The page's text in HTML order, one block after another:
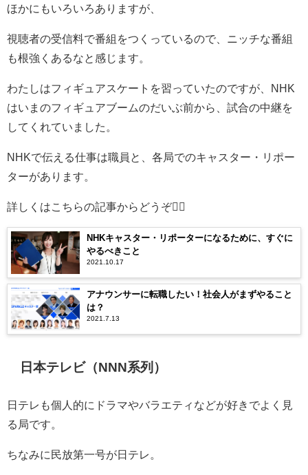
ほかにもいろいろありますが、
視聴者の受信料で番組をつくっているので、ニッチな番組
も根強くあるなと感じます。
わたしはフィギュアスケートを習っていたのですが、NHK
はいまのフィギュアブームのだいぶ前から、試合の中継を
してくれていました。
NHKで伝える仕事は職員と、各局でのキャスター・リポー
ターがあります。
詳しくはこちらの記事からどうぞ💁‍♀️
NHKキャスター・リポーターになるために、すぐに
やるべきこと
2021.10.17
アナウンサーに転職したい！社会人がまずやること
は？
2021.7.13
日本テレビ（NNN系列）
日テレも個人的にドラマやバラエティなどが好きでよく見
る局です。
ちなみに民放第一号が日テレ。